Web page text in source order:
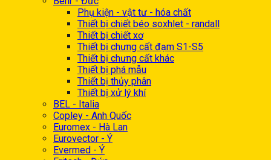
Phụ kiện - vật tư - hóa chất
Thiết bị chiết béo soxhlet - randall
Thiết bị chiết xơ
Thiết bị chưng cất đạm S1-S5
Thiết bị chưng cất khác
Thiết bị phá mẫu
Thiết bị thủy phân
Thiết bị xử lý khí
BEL - Italia
Copley - Anh Quốc
Euromex - Hà Lan
Eurovector - Ý
Evermed - Ý